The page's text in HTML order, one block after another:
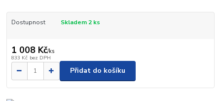
Dostupnost Skladem 2 ks
1 008 Kč/ks
833 Kč bez DPH
Přidat do košíku